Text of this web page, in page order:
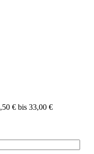
€ bis 33,00 €